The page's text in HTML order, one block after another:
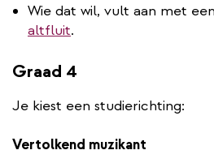
Wie dat wil, vult aan met
altfluit.
Graad 4
Je kiest een studierichting:
Vertolkend muzikant